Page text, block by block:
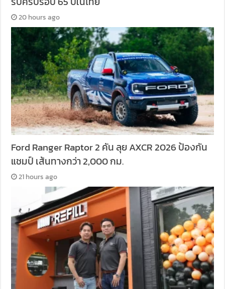
20 hours ago
Ford Ranger Raptor 2 คัน ลุย AXCR 2026 ป้องกัน
แชมป์ เส้นทางกว่า 2,000 กม.
21 hours ago